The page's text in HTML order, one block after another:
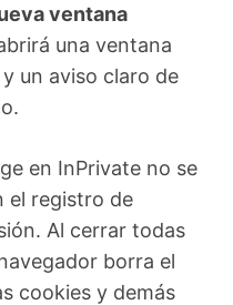
ventana
una ventana
un aviso claro de
en InPrivate no se
el registro de
Al cerrar todas
borra el
cookies y demás